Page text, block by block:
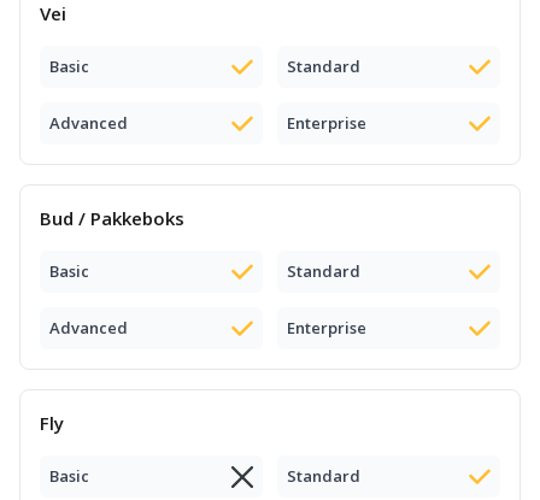
Vei
Basic Standard
Advanced Enterprise
Bud / Pakkeboks
Basic Standard
Advanced Enterprise
Fly
Basic Standard